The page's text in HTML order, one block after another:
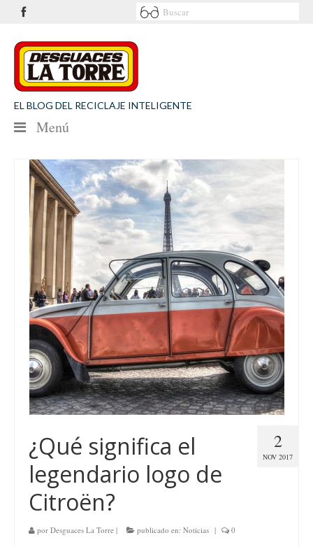
EL BLOG DEL RECICLAJE INTELIGENTE
Menú
NOTICIAS
SEGURIDAD VIAL
MEDIO AMBIENTE
PATROCINIOS
CONTACTO
Desguaces La Torre
2
NOV 2017
¿Qué significa el
legendario logo de
Citroën?
por Desguaces La Torre | publicado en: Noticias | 0